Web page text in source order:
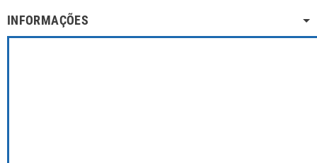
INFORMAÇÕES